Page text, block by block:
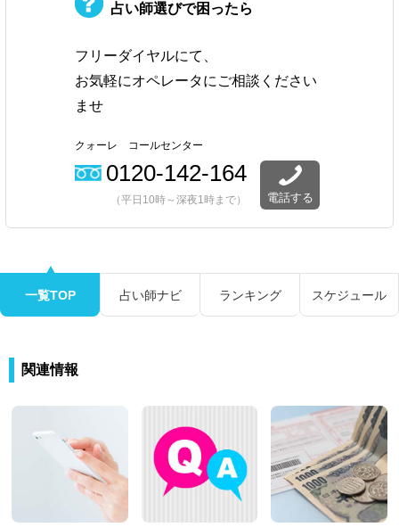
占い師選びで困ったら
フリーダイヤルにて、
お気軽にオペレータにご相談ください
ませ
クォーレ コールセンター
0120-142-164
（平日10時～深夜1時まで） 電話する
一覧TOP 占い師ナビ ランキング スケジュール
関連情報